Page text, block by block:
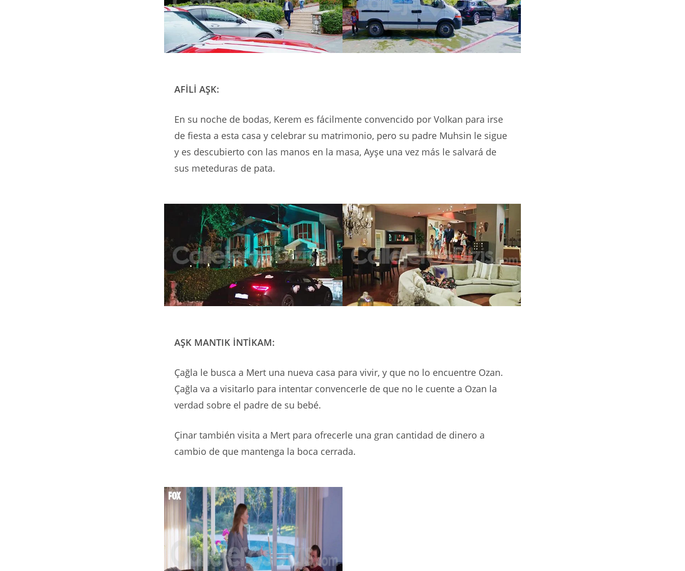
AFİLİ AŞK:
En su noche de bodas, Kerem es fácilmente convencido por Volkan para irse
de fiesta a esta casa y celebrar su matrimonio, pero su padre Muhsin le sigue
y es descubierto con las manos en la masa, Ayşe una vez más le salvará de
sus meteduras de pata.
AŞK MANTIK İNTİKAM:
Çağla le busca a Mert una nueva casa para vivir, y que no lo encuentre Ozan.
Çağla va a visitarlo para intentar convencerle de que no le cuente a Ozan la
verdad sobre el padre de su bebé.
Çinar también visita a Mert para ofrecerle una gran cantidad de dinero a
cambio de que mantenga la boca cerrada.